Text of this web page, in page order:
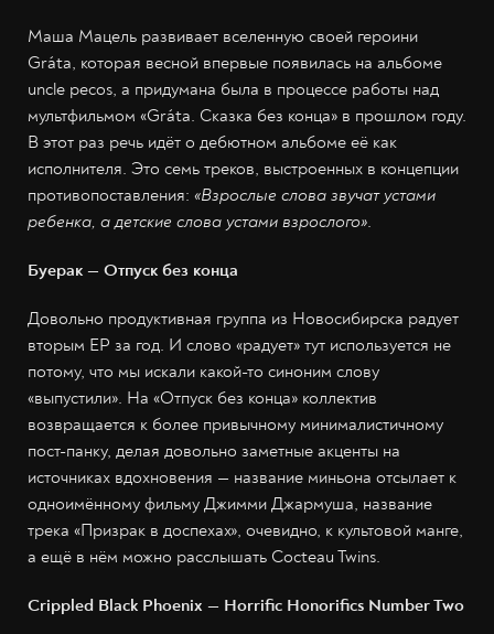
Маша Мацель развивает вселенную своей героини
Gráta, которая весной впервые появилась на альбоме
uncle pecos, а придумана была в процессе работы над
мультфильмом «Gráta. Сказка без конца» в прошлом году.
В этот раз речь идёт о дебютном альбоме её как
исполнителя. Это семь треков, выстроенных в концепции
противопоставления: «Взрослые слова звучат устами
ребенка, а детские слова устами взрослого».
Буерак — Отпуск без конца
Довольно продуктивная группа из Новосибирска радует
вторым EP за год. И слово «радует» тут используется не
потому, что мы искали какой-то синоним слову
«выпустили». На «Отпуск без конца» коллектив
возвращается к более привычному минималистичному
пост-панку, делая довольно заметные акценты на
источниках вдохновения — название миньона отсылает к
одноимённому фильму Джимми Джармуша, название
трека «Призрак в доспехах», очевидно, к культовой манге,
а ещё в нём можно расслышать Cocteau Twins.
Crippled Black Phoenix — Horrific Honorifics Number Two